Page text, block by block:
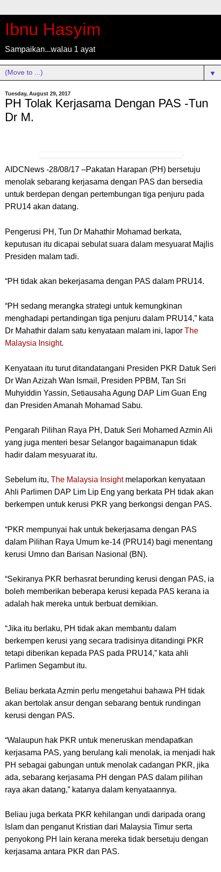
Ibnu Hasyim
Sampaikan...walau 1 ayat
▼
Tuesday, August 29, 2017
PH Tolak Kerjasama Dengan PAS -Tun
Dr M.
AIDCNews -28/08/17 –Pakatan Harapan (PH) bersetuju
menolak sebarang kerjasama dengan PAS dan bersedia
untuk berdepan dengan pertembungan tiga penjuru pada
PRU14 akan datang.
Pengerusi PH, Tun Dr Mahathir Mohamad berkata,
keputusan itu dicapai sebulat suara dalam mesyuarat Majlis
Presiden malam tadi.
“PH tidak akan bekerjasama dengan PAS dalam PRU14.
“PH sedang merangka strategi untuk kemungkinan
menghadapi pertandingan tiga penjuru dalam PRU14,” kata
Dr Mahathir dalam satu kenyataan malam ini, lapor The
Malaysia Insight.
Kenyataan itu turut ditandatangani Presiden PKR Datuk Seri
Dr Wan Azizah Wan Ismail, Presiden PPBM, Tan Sri
Muhyiddin Yassin, Setiausaha Agung DAP Lim Guan Eng
dan Presiden Amanah Mohamad Sabu.
Pengarah Pilihan Raya PH, Datuk Seri Mohamed Azmin Ali
yang juga menteri besar Selangor bagaimanapun tidak
hadir dalam mesyuarat itu.
Sebelum itu, The Malaysia Insightmelaporkan kenyataan
Ahli Parlimen DAP Lim Lip Eng yang berkata PH tidak akan
berkempen untuk kerusi PKR yang berkongsi dengan PAS.
“PKR mempunyai hak untuk bekerjasama dengan PAS
dalam Pilihan Raya Umum ke-14 (PRU14) bagi menentang
kerusi Umno dan Barisan Nasional (BN).
“Sekiranya PKR berhasrat berunding kerusi dengan PAS, ia
boleh memberikan beberapa kerusi kepada PAS kerana ia
adalah hak mereka untuk berbuat demikian.
“Jika itu berlaku, PH tidak akan membantu dalam
berkempen kerusi yang secara tradisinya ditandingi PKR
tetapi diberikan kepada PAS pada PRU14,” kata ahli
Parlimen Segambut itu.
Beliau berkata Azmin perlu mengetahui bahawa PH tidak
akan bertolak ansur dengan sebarang bentuk rundingan
kerusi dengan PAS.
“Walaupun hak PKR untuk meneruskan mendapatkan
kerjasama PAS, yang berulang kali menolak, ia menjadi hak
PH sebagai gabungan untuk menolak cadangan PKR, jika
ada, sebarang kerjasama PH dengan PAS dalam pilihan
raya akan datang,” katanya dalam kenyataannya.
Beliau juga berkata PKR kehilangan undi daripada orang
Islam dan penganut Kristian dari Malaysia Timur serta
penyokong PH lain kerana mereka tidak bersetuju dengan
kerjasama antara PKR dan PAS.